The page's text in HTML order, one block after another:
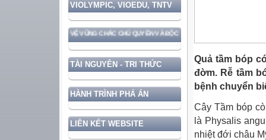
VIOLYMPIC, VIOEDU, TNTV
GẮN VỚI BẢO VỆ VỮNG CHẮC CHỦ QUYỀN VÀ ĐỘC LẬP DÂN TỘC!
TÀI NGUYÊN - TRI THỨC
HÀNH TRÌNH PHÁ ÁN
LIÊN KẾT WEBSITE
Quả tầm bóp
đờm. Rễ tầm
bệnh chuyển
Cây Tầm bóp
là Physalis
nhiệt đới châu